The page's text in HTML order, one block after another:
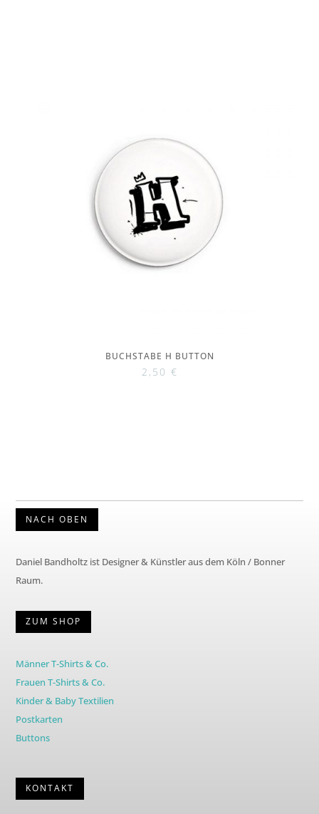
BUCHSTABE H BUTTON
2,50 €
NACH OBEN
Daniel Bandholtz ist Designer & Künstler aus dem Köln / Bonner
Raum.
ZUM SHOP
Männer T-Shirts & Co.
Frauen T-Shirts & Co.
Kinder & Baby Textilien
Postkarten
Buttons
KONTAKT